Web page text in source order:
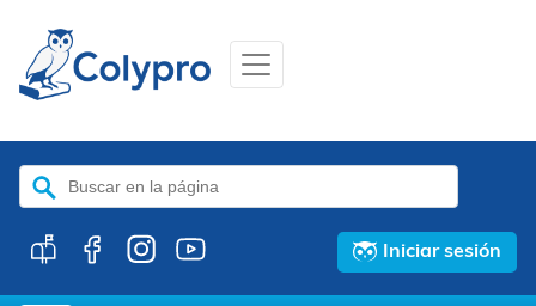
Buscar:
Iniciar sesión